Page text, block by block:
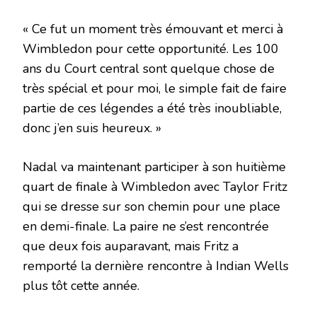
« Ce fut un moment très émouvant et merci à
Wimbledon pour cette opportunité. Les 100
ans du Court central sont quelque chose de
très spécial et pour moi, le simple fait de faire
partie de ces légendes a été très inoubliable,
donc j’en suis heureux. »
Nadal va maintenant participer à son huitième
quart de finale à Wimbledon avec Taylor Fritz
qui se dresse sur son chemin pour une place
en demi-finale. La paire ne s’est rencontrée
que deux fois auparavant, mais Fritz a
remporté la dernière rencontre à Indian Wells
plus tôt cette année.